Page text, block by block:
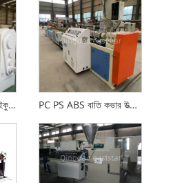
PVC/PE WPC ফ্লোরিং ইকুইপমেন্ট PC PS ABS বাতি কভার উত্পাদন লাইন